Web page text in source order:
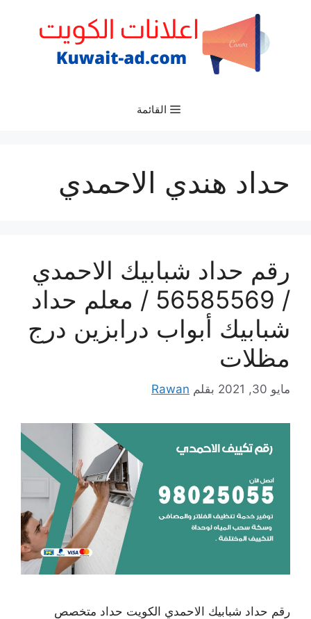
القائمة
حداد هندي الاحمدي
رقم حداد شبابيك الاحمدي
/ 56585569 / معلم حداد
شبابيك أبواب درابزين درج
مظلات
مايو 30, 2021 بقلم Rawan
رقم حداد شبابيك الاحمدي الكويت حداد متخصص